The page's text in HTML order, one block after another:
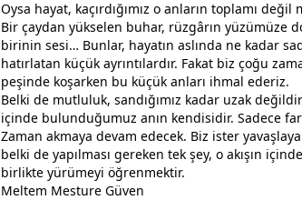
Oysa hayat, kaçırdığımız o anların toplamı değil
Bir çaydan yükselen buhar, rüzgârın yüzümüze
birinin sesi… Bunlar, hayatın aslında ne kadar
hatırlatan küçük ayrıntılardır. Fakat biz çoğu
peşinde koşarken bu küçük anları ihmal ederiz.
Belki de mutluluk, sandığımız kadar uzak
içinde bulunduğumuz anın kendisidir. Sadece
Zaman akmaya devam edecek. Biz ister
belki de yapılması gereken tek şey, o akışın
birlikte yürümeyi öğrenmektir.
Meltem Mesture Güven